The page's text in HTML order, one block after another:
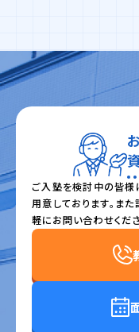
ご入塾を検討中の皆様
用意しております。ま
軽にお問い合わせくださ